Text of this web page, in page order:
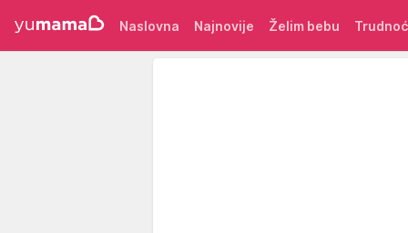
Naslovna Najnovije Želim bebu